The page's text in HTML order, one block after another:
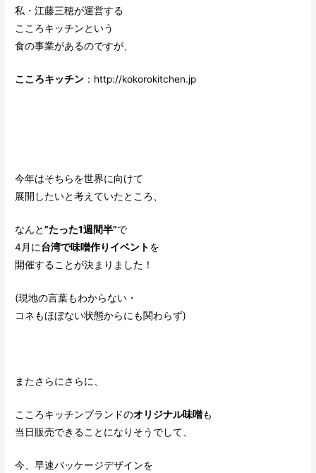
私・江藤三穂が運営する
こころキッチンという
食の事業があるのですが、
こころキッチン ： http://kokorokitchen.jp
今年はそちらを世界に向けて
展開したいと考えていたところ、
なんと”たった1週間半”で
4月に台湾で味噌作りイベントを
開催することが決まりました！
(現地の言葉もわからない・
コネもほぼない状態からにも関わらず)
またさらにさらに、
こころキッチンブランドのオリジナル味噌も
当日販売できることになりそうでして、
今、早速パッケージデザインを